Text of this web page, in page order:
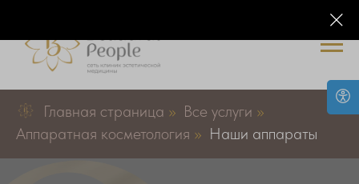
Главная страница » Все услуги »
Аппаратная косметология » Наши аппараты